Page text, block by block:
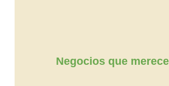
Negocios que